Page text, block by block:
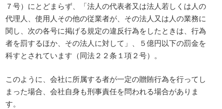
７号）にとどまらず、「法人の代表者又は法人若しくは人の
代理人、使用人その他の従業者が、その法人又は人の業務に
関し、次の各号に掲げる規定の違反行為をしたときは、行為
者を罰するほか、その法人に対して」、５億円以下の罰金を
科すとされています（同法２２条１項２号）。
このように、会社に所属する者が一定の贈賄行為を行ってし
まった場合、会社自身も刑事責任を問われる場合がありま
す。